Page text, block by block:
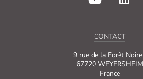
CONTACT
9 rue de la Forêt Noire
67720 WEYERSHEIM
France